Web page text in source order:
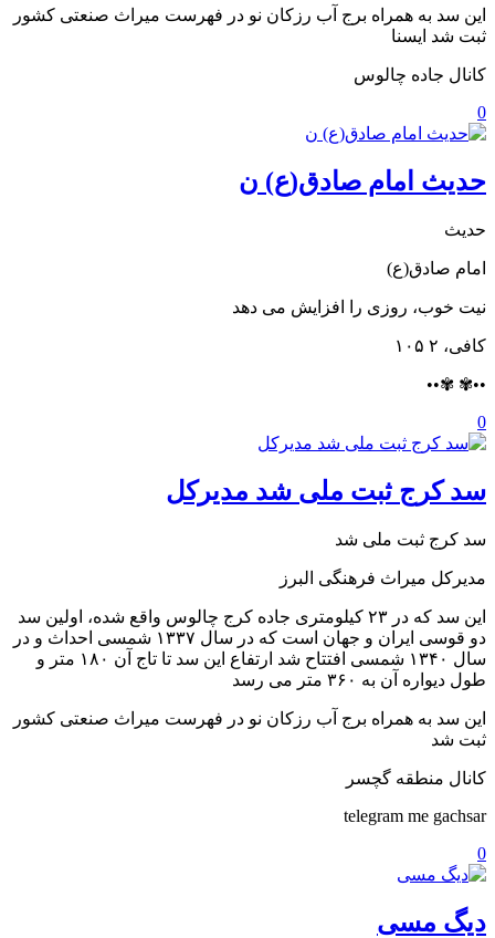
این سد به همراه برج آب رزکان نو در فهرست میراث صنعتی کشور
ثبت شد ایسنا
کانال جاده چالوس
0
حدیث ️امام صادق(ع) ن
حدیث
️امام صادق(ع)
نیت خوب، روزی را افزایش می دهد
کافی، ۲ ۱۰۵
••✾ ✾••
0
سد کرج ثبت ملی شد مدیرکل
سد کرج ثبت ملی شد
مدیرکل میراث فرهنگی البرز
این سد که در ۲۳ کیلومتری جاده کرج چالوس واقع شده، اولین سد
دو قوسی ایران و جهان است که در سال ۱۳۳۷ شمسی احداث و در
سال ۱۳۴۰ شمسی افتتاح شد ارتفاع این سد تا تاج آن ۱۸۰ متر و
طول دیواره آن به ۳۶۰ متر می رسد
این سد به همراه برج آب رزکان نو در فهرست میراث صنعتی کشور
ثبت شد
کانال منطقه گچسر
telegram me gachsar
0
دیگ مسی